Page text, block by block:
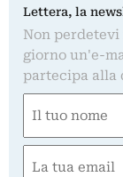
Lettera, la
Non
giorno un'e-
partecipa alla
(Obbligatorio)
Nome